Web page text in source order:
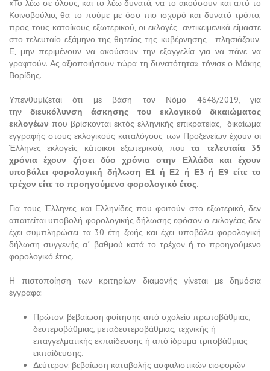
«Το λέω σε όλους, και το λέω δυνατά, να το ακούσουν και από το
Κοινοβούλιο, θα το πούμε με όσο πιο ισχυρό και δυνατό τρόπο,
προς τους κατοίκους εξωτερικού, οι εκλογές -αντικειμενικά είμαστε
στο τελευταίο εξάμηνο της θητείας της κυβέρνησης– πλησιάζουν.
Ε, μην περιμένουν να ακούσουν την εξαγγελία για να πάνε να
γραφτούν. Ας αξιοποιήσουν τώρα τη δυνατότητα» τόνισε ο Μάκης
Βορίδης.
Υπενθυμίζεται ότι με βάση τον Νόμο 4648/2019, για
τηνδιευκόλυνση άσκησης του εκλογικού δικαιώματος
εκλογέων που βρίσκονται εκτός ελληνικής επικρατείας, δικαίωμα
εγγραφής στους εκλογικούς καταλόγους των Προξενείων έχουν οι
Έλληνες εκλογείς κάτοικοι εξωτερικού, πουτα τελευταία 35
χρόνια έχουν ζήσει δύο χρόνια στην Ελλάδα και έχουν
υποβάλει φορολογική δήλωση Ε1 ή Ε2 ή Ε3 ή Ε9 είτε το
τρέχον είτε το προηγούμενο φορολογικό έτος.
​Για τους Έλληνες και Ελληνίδες που φοιτούν στο εξωτερικό, δεν
απαιτείται υποβολή φορολογικής δήλωσης εφόσον ο εκλογέας δεν
έχει συμπληρώσει τα 30 έτη ζωής και έχει υποβάλει φορολογική
δήλωση συγγενής α΄ βαθμού κατά το τρέχον ή το προηγούμενο
φορολογικό έτος.
Η πιστοποίηση των κριτηρίων διαμονής γίνεται με δημόσια
έγγραφα:
Πρώτον: βεβαίωση φοίτησης από σχολείο πρωτοβάθμιας,
δευτεροβάθμιας, μεταδευτεροβάθμιας, τεχνικής ή
επαγγελματικής εκπαίδευσης ή από ίδρυμα τριτοβάθμιας
εκπαίδευσης.
Δεύτερον: βεβαίωση καταβολής ασφαλιστικών εισφορών